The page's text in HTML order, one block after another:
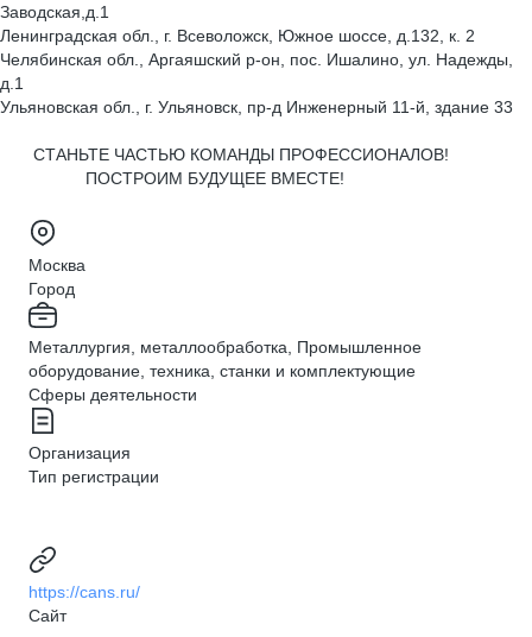
Заводская,д.1
Ленинградская обл., г. Всеволожск, Южное шоссе, д.132, к. 2
Челябинская обл., Аргаяшский р-он, пос. Ишалино, ул. Надежды,
д.1
Ульяновская обл., г. Ульяновск, пр-д Инженерный 11-й, здание 33
СТАНЬТЕ ЧАСТЬЮ КОМАНДЫ ПРОФЕССИОНАЛОВ!
ПОСТРОИМ БУДУЩЕЕ ВМЕСТЕ!
Москва
Город
Металлургия, металлообработка, Промышленное
оборудование, техника, станки и комплектующие
Сферы деятельности
Организация
Тип регистрации
https://cans.ru/
Сайт